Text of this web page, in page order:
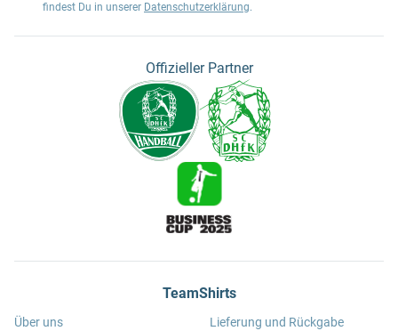
findest Du in unserer Datenschutzerklärung.
Offizieller Partner
TeamShirts
Über uns
Lieferung und Rückgabe